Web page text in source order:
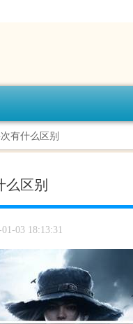
有什么区别
么区别
03 18:13:31